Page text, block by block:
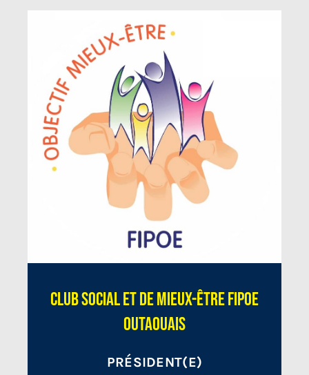
Club social et de mieux-être FIPOE
Outaouais
PRÉSIDENT(E)